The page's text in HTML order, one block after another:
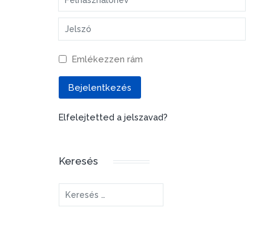
Jelszó
Emlékezzen rám
Bejelentkezés
Elfelejtetted a jelszavad?
Keresés
Keresés...